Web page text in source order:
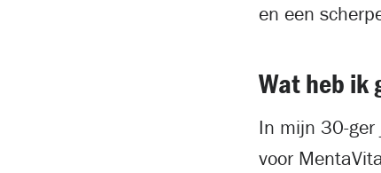
en een
Wat heb ik
In mijn 30-ger
voor